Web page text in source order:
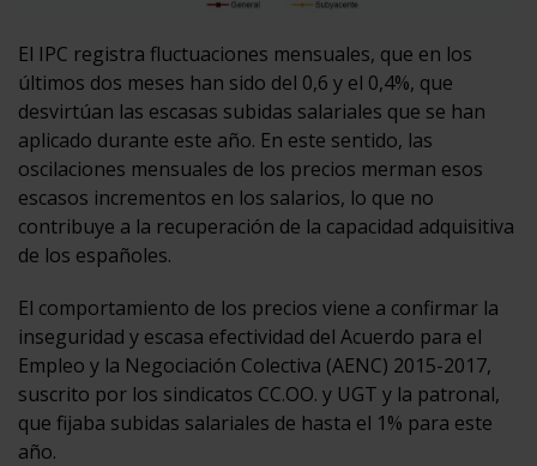
El IPC registra fluctuaciones mensuales, que en los
últimos dos meses han sido del 0,6 y el 0,4%, que
desvirtúan las escasas subidas salariales que se han
aplicado durante este año. En este sentido, las
oscilaciones mensuales de los precios merman esos
escasos incrementos en los salarios, lo que no
contribuye a la recuperación de la capacidad adquisitiva
de los españoles.
El comportamiento de los precios viene a confirmar la
inseguridad y escasa efectividad del Acuerdo para el
Empleo y la Negociación Colectiva (AENC) 2015-2017,
suscrito por los sindicatos CC.OO. y UGT y la patronal,
que fijaba subidas salariales de hasta el 1% para este
año.